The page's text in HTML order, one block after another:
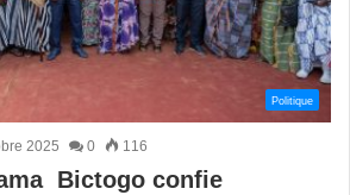
Politique
2025 0 116
Bictogo confie